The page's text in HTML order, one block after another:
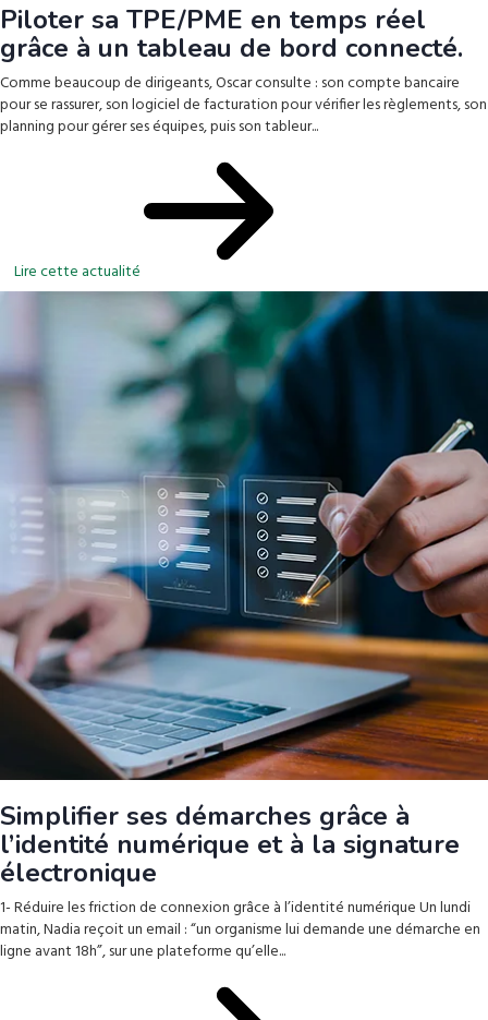
Piloter sa TPE/PME en temps réel
grâce à un tableau de bord connecté.
Comme beaucoup de dirigeants, Oscar consulte : son compte bancaire
pour se rassurer, son logiciel de facturation pour vérifier les règlements, son
planning pour gérer ses équipes, puis son tableur...
Lire cette actualité
Simplifier ses démarches grâce à
l’identité numérique et à la signature
électronique
1- Réduire les friction de connexion grâce à l’identité numérique Un lundi
matin, Nadia reçoit un email : “un organisme lui demande une démarche en
ligne avant 18h”, sur une plateforme qu’elle...